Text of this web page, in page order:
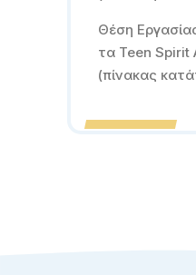
Θέση
τα Teen Spirit
(πίνακας